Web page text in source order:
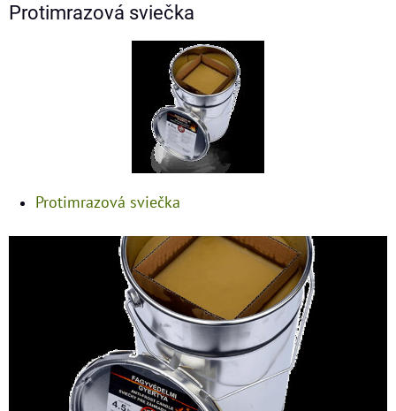
Protimrazová sviečka
Protimrazová sviečka